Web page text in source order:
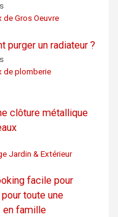
de Gros Oeuvre
purger un radiateur ?
de plomberie
clôture métallique
Jardin & Extérieur
facile pour
pour toute une
en famille